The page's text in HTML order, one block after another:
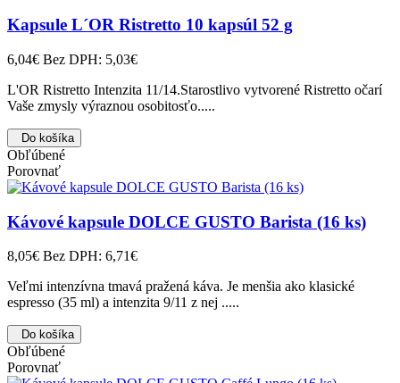
Kapsule L´OR Ristretto 10 kapsúl 52 g
6,04€ Bez DPH: 5,03€
L'OR Ristretto Intenzita 11/14.Starostlivo vytvorené Ristretto očarí
Vaše zmysly výraznou osobitosťo.....
Do košíka
Obľúbené
Porovnať
Kávové kapsule DOLCE GUSTO Barista (16 ks)
8,05€ Bez DPH: 6,71€
Veľmi intenzívna tmavá pražená káva. Je menšia ako klasické
espresso (35 ml) a intenzita 9/11 z nej .....
Do košíka
Obľúbené
Porovnať